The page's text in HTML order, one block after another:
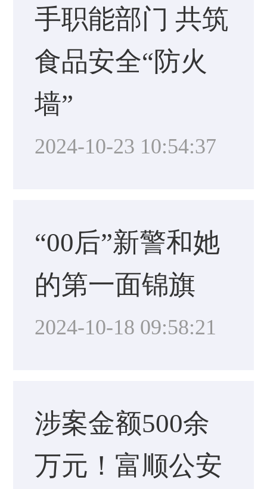
手职能部门 共筑
食品安全“防火
墙”
2024-10-23 10:54:37
“00后”新警和她
的第一面锦旗
2024-10-18 09:58:21
涉案金额500余
万元！富顺公安